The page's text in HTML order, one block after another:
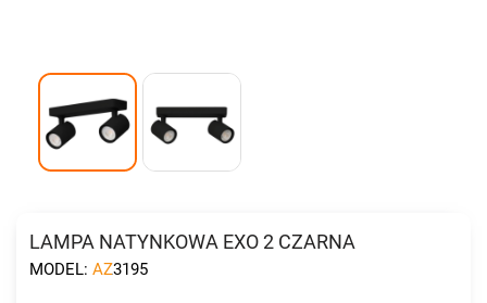
LAMPA NATYNKOWA EXO 2 CZARNA
MODEL: AZ3195